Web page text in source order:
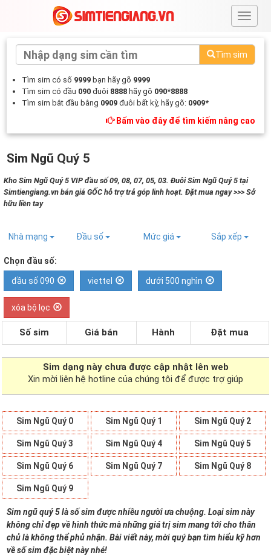
#
Tìm sim
Tìm sim có số 9999 bạn hãy gõ 9999
Tìm sim có đầu 090 đuôi 8888 hãy gõ 090*8888
Tìm sim bắt đầu bằng 0909 đuôi bất kỳ, hãy gõ: 0909*
Bấm vào đây để tìm kiếm nâng cao
Sim Ngũ Quý 5
Kho Sim Ngũ Quý 5 VIP đầu số 09, 08, 07, 05, 03. Đuôi Sim Ngũ Quý 5 tại
Simtiengiang.vn bán giá GỐC hỗ trợ trả góp linh hoạt. Đặt mua ngay >>> Sở
hữu liền tay
Nhà mạng Đầu số Mức giá Sắp xếp
Chọn đầu số:
đầu số 090 viettel dưới 500 nghìn
xóa bộ lọc
Số sim Giá bán Hành Đặt mua
Sim dạng này chưa được cập nhật lên web
Xin mời liên hệ hotline của chúng tôi để được trợ giúp
Sim Ngũ Quý 0 Sim Ngũ Quý 1 Sim Ngũ Quý 2
Sim Ngũ Quý 3 Sim Ngũ Quý 4 Sim Ngũ Quý 5
Sim Ngũ Quý 6 Sim Ngũ Quý 7 Sim Ngũ Quý 8
Sim Ngũ Quý 9
Sim ngũ quý 5 là số sim được nhiều người ưa chuộng. Loại sim này
không chỉ đẹp về hình thức mà những giá trị sim mang tới cho thân
chủ là không thể phủ nhận. Bài viết này, mời quý bạn tìm hiểu kỹ hơn
về số sim đặc biệt này nhé!